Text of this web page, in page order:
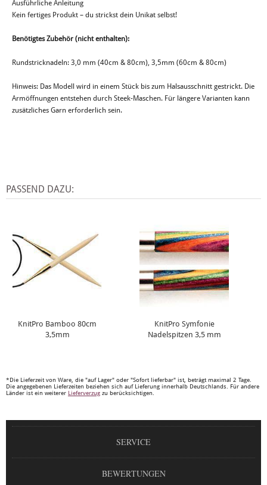
Ausführliche Anleitung
Kein fertiges Produkt – du strickst dein Unikat selbst!
Benötigtes Zubehör (nicht enthalten):
Rundstricknadeln: 3,0 mm (40cm & 80cm), 3,5mm (60cm & 80cm)
Hinweis: Das Modell wird in einem Stück bis zum Halsausschnitt gestrickt. Die
Armöffnungen entstehen durch Steek-Maschen. Für längere Varianten kann
zusätzliches Garn erforderlich sein.
PASSEND DAZU:
KnitPro Bamboo 80cm
3,5mm
KnitPro Symfonie
Nadelspitzen 3,5 mm
*Die Lieferzeit von Ware, die "auf Lager" oder "Sofort lieferbar" ist, beträgt maximal 2 Tage.
Die angegebenen Lieferzeiten beziehen sich auf Lieferung innerhalb Deutschlands. Für andere
Länder ist ein weiterer Lieferverzug zu berücksichtigen.
SERVICE
BEWERTUNGEN